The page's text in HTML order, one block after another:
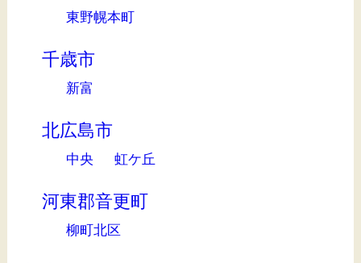
東野幌本町
千歳市
新富
北広島市
中央 虹ケ丘
河東郡音更町
柳町北区